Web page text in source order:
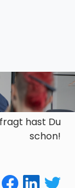
hast Du
schon!